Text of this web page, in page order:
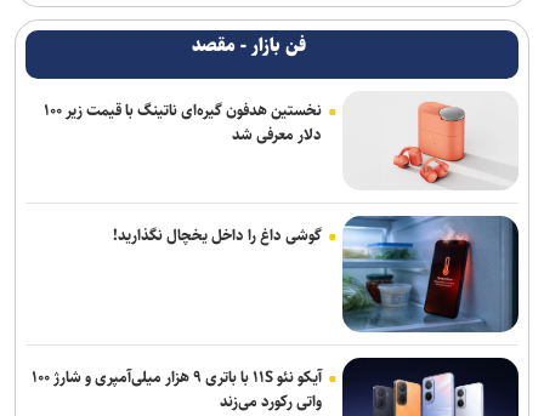
فن بازار - مقصد
نخستین هدفون گیره‌ای ناتینگ با قیمت زیر ۱۰۰
دلار معرفی شد
گوشی داغ را داخل یخچال نگذارید!
آیکو نئو ۱۱S با باتری ۹ هزار میلی‌آمپری و شارژ ۱۰۰
واتی رکورد می‌زند